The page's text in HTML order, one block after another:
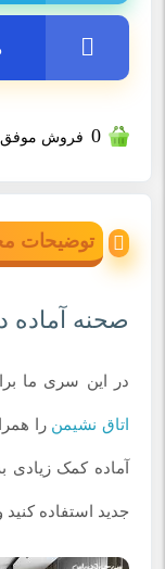
0 فروش موفق
توضیحات
صحنه آماده
در این سری ما
اتاق نشیمن را
آماده کمک
جدید استفاده کنید